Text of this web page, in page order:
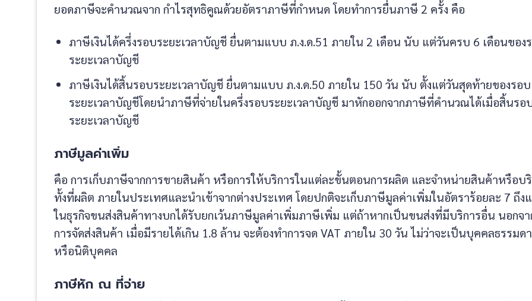
ยอดภาษีจะคำนวณจาก กำไรสุทธิคูณด้วยอัตราภาษีที่กำหนด โดยทำการยื่นภาษี 2 ครั้ง คือ
ภาษีเงินได้ครึ่งรอบระยะเวลาบัญชี ยื่นตามแบบ ภ.ง.ด.51 ภายใน 2 เดือน นับ แต่วันครบ 6 เดือนของ
ระยะเวลาบัญชี
ภาษีเงินได้สิ้นรอบระยะเวลาบัญชี ยื่นตามแบบ ภ.ง.ด.50 ภายใน 150 วัน นับ ตั้งแต่วันสุดท้ายของรอบ
ระยะเวลาบัญชีโดยนำภาษีที่จ่ายในครึ่งรอบระยะเวลาบัญชี มาหักออกจากภาษีที่คำนวณได้เมื่อสิ้นรอ
ระยะเวลาบัญชี
ภาษีมูลค่าเพิ่ม
คือ การเก็บภาษีจากการขายสินค้า หรือการให้บริการในแต่ละขั้นตอนการผลิต และจำหน่ายสินค้าหรือบ
ทั้งที่ผลิต ภายในประเทศและนำเข้าจากต่างประเทศ โดยปกติจะเก็บภาษีมูลค่าเพิ่มในอัตราร้อยละ 7 ถึง
ในธุรกิจขนส่งสินค้าทางบกได้รับยกเว้นภาษีมูลค่าเพิ่มภาษีเพิ่ม แต่ถ้าหากเป็นขนส่งที่มีบริการอื่น นอกจา
การจัดส่งสินค้า เมื่อมีรายได้เกิน 1.8 ล้าน จะต้องทำการจด VAT ภายใน 30 วัน ไม่ว่าจะเป็นบุคคลธรรมดา
หรือนิติบุคคล
ภาษีหัก ณ ที่จ่าย